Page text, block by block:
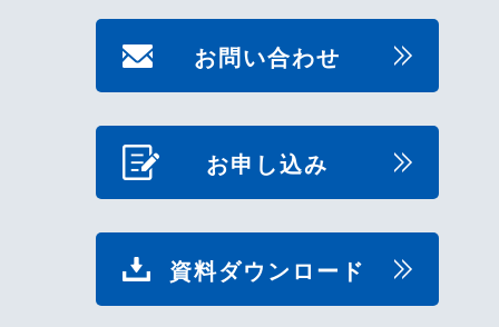
お問い合わせ
お申し込み
資料ダウンロード